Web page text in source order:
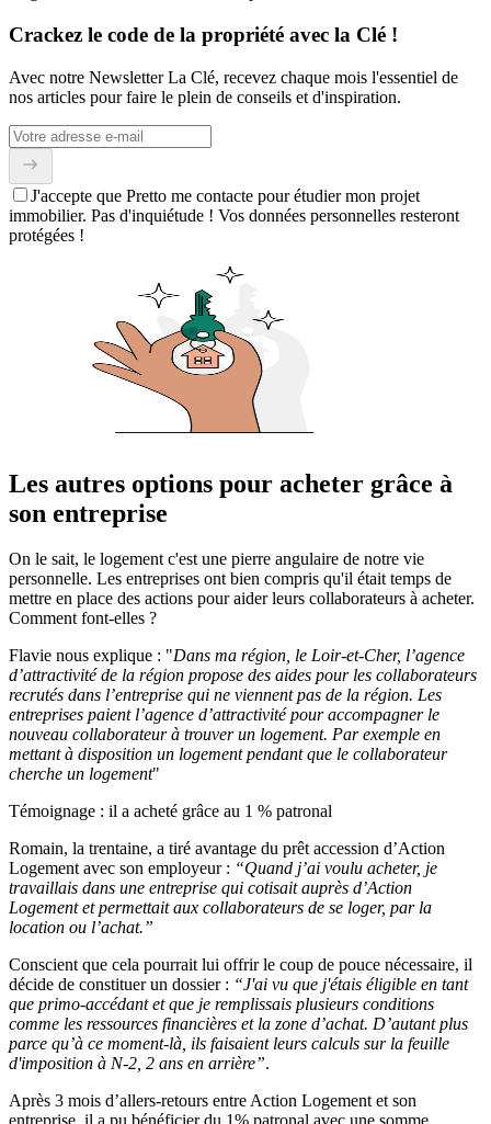
Crackez le code de la propriété avec la Clé !
Avec notre Newsletter La Clé, recevez chaque mois l'essentiel de
nos articles pour faire le plein de conseils et d'inspiration.
J'accepte que Pretto me contacte pour étudier mon projet
immobilier. Pas d'inquiétude ! Vos données personnelles resteront
protégées !
Les autres options pour acheter grâce à
son entreprise
On le sait, le logement c'est une pierre angulaire de notre vie
personnelle. Les entreprises ont bien compris qu'il était temps de
mettre en place des actions pour aider leurs collaborateurs à acheter.
Comment font-elles ?
Flavie nous explique : "Dans ma région, le Loir-et-Cher, l’agence
d’attractivité de la région propose des aides pour les collaborateurs
recrutés dans l’entreprise qui ne viennent pas de la région. Les
entreprises paient l’agence d’attractivité pour accompagner le
nouveau collaborateur à trouver un logement. Par exemple en
mettant à disposition un logement pendant que le collaborateur
cherche un logement"
Témoignage : il a acheté grâce au 1 % patronal
Romain, la trentaine, a tiré avantage du prêt accession d’Action
Logement avec son employeur : “Quand j’ai voulu acheter, je
travaillais dans une entreprise qui cotisait auprès d’Action
Logement et permettait aux collaborateurs de se loger, par la
location ou l’achat.”
Conscient que cela pourrait lui offrir le coup de pouce nécessaire, il
décide de constituer un dossier : “J'ai vu que j'étais éligible en tant
que primo-accédant et que je remplissais plusieurs conditions
comme les ressources financières et la zone d’achat. D’autant plus
parce qu’à ce moment-là, ils faisaient leurs calculs sur la feuille
d'imposition à N-2, 2 ans en arrière”.
Après 3 mois d’allers-retours entre Action Logement et son